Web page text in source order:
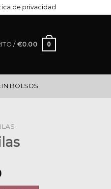
de privacidad
/ €0.00 0
BOLSOS